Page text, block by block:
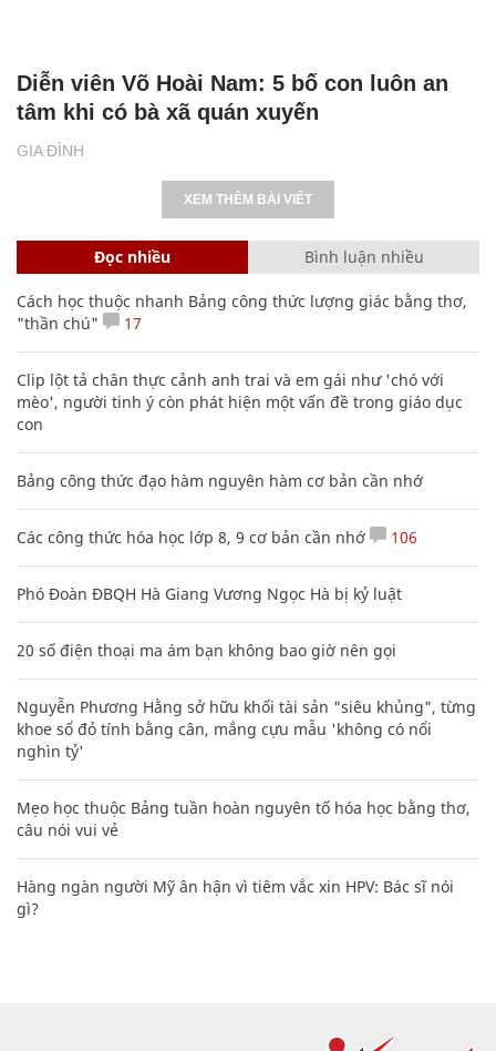
GIA ĐÌNH
Diễn viên Võ Hoài Nam: 5 bố con luôn an
tâm khi có bà xã quán xuyến
XEM THÊM BÀI VIẾT
Đọc nhiều Bình luận nhiều
Cách học thuộc nhanh Bảng công thức lượng giác bằng thơ,
"thần chú"
17
Clip lột tả chân thực cảnh anh trai và em gái như 'chó với
mèo', người tinh ý còn phát hiện một vấn đề trong giáo dục
con
Bảng công thức đạo hàm nguyên hàm cơ bản cần nhớ
Các công thức hóa học lớp 8, 9 cơ bản cần nhớ 106
Phó Đoàn ĐBQH Hà Giang Vương Ngọc Hà bị kỷ luật
20 số điện thoại ma ám bạn không bao giờ nên gọi
Nguyễn Phương Hằng sở hữu khối tài sản "siêu khủng", từng
khoe sổ đỏ tính bằng cân, mắng cựu mẫu 'không có nổi
nghìn tỷ'
Mẹo học thuộc Bảng tuần hoàn nguyên tố hóa học bằng thơ,
câu nói vui vẻ
Hàng ngàn người Mỹ ân hận vì tiêm vắc xin HPV: Bác sĩ nói
gì?